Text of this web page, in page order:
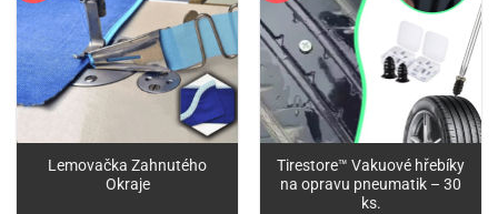
Lemovačka Zahnutého
Okraje
Tirestore™ Vakuové hřebíky
na opravu pneumatik – 30
ks.